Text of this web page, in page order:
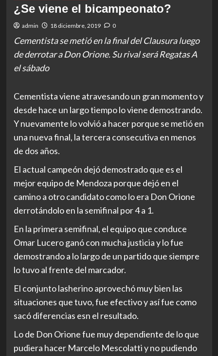
¿Se viene el bicampeonato?
admin 18 diciembre, 2019 0
Cementista se metió en la final del Clausura luego
de derrotar a Don Orione. Su rival será Regatas A
el sábado
Cementista viene atravesando un gran momento y
desde hace un largo tiempo lo viene demostrando.
Y nuevamente lo volvió a hacer porque se metió en
una nueva final, la tercera consecutiva en menos
de dos años.
El actual campeón dejó demostrado que es el
mejor equipo de Mendoza porque dejó en el
camino a otro candidato como lo era Don Orione
derrotándolo en la semifinal por 4 a 1.
En la primera semifinal, el equipo que conduce
Omar Lucero ganó con mucha justicia y lo fue
demostrando a lo largo de un partido que siempre
lo tuvo al frente del marcador.
El conjunto lasherino aprovechó muy bien las
situaciones que tuvo, fue efectivo y así fue como
sacó diferencias esn el resultado.
Lo de Don Orione fue muy dependiente de lo que
pudiera hacer Marcelo Mescolatti y no pudiendo